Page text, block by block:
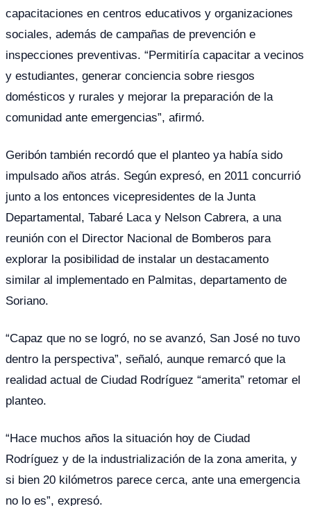
capacitaciones en centros educativos y organizaciones
sociales, además de campañas de prevención e
inspecciones preventivas. “Permitiría capacitar a vecinos
y estudiantes, generar conciencia sobre riesgos
domésticos y rurales y mejorar la preparación de la
comunidad ante emergencias”, afirmó.
Geribón también recordó que el planteo ya había sido
impulsado años atrás. Según expresó, en 2011 concurrió
junto a los entonces vicepresidentes de la Junta
Departamental, Tabaré Laca y Nelson Cabrera, a una
reunión con el Director Nacional de Bomberos para
explorar la posibilidad de instalar un destacamento
similar al implementado en Palmitas, departamento de
Soriano.
“Capaz que no se logró, no se avanzó, San José no tuvo
dentro la perspectiva”, señaló, aunque remarcó que la
realidad actual de Ciudad Rodríguez “amerita” retomar el
planteo.
“Hace muchos años la situación hoy de Ciudad
Rodríguez y de la industrialización de la zona amerita, y
si bien 20 kilómetros parece cerca, ante una emergencia
no lo es”, expresó.